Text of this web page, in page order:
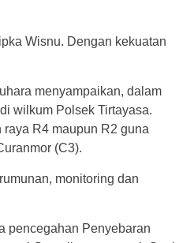
Wisnu. Dengan kekuatan
menyampaikan, dalam
wilkum Polsek Tirtayasa.
R4 maupun R2 guna
(C3).
monitoring dan
pencegahan Penyebaran